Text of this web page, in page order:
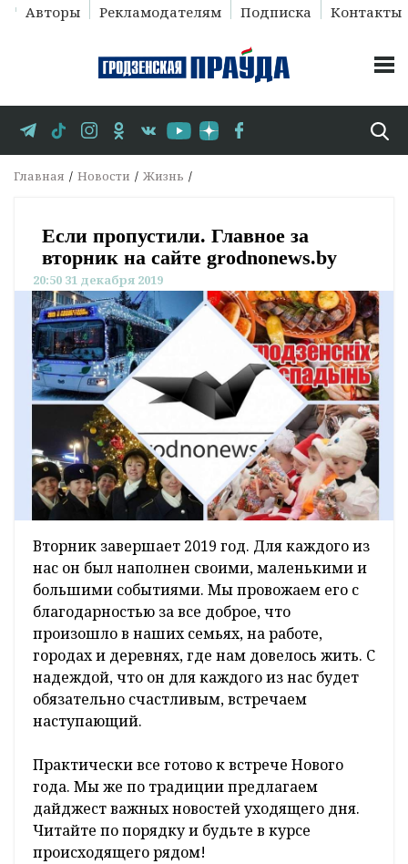
Авторы Рекламодателям Подписка Контакты
Главная Новости Жизнь
Если пропустили. Главное за
вторник на сайте grodnonews.by
20:50 31 декабря 2019
Вторник завершает 2019 год. Для каждого из
нас он был наполнен своими, маленькими и
большими событиями. Мы провожаем его с
благодарностью за все доброе, что
произошло в наших семьях, на работе,
городах и деревнях, где нам довелось жить. С
надеждой, что он для каждого из нас будет
обязательно счастливым, встречаем
наступающий.
Практически все готово к встрече Нового
года. Мы же по традиции предлагаем
дайджест важных новостей уходящего дня.
Читайте по порядку и будьте в курсе
происходящего рядом!